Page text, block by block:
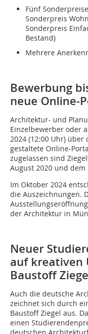
Fünf
Sonderpreis
Sonderpreis
Bestand)
Mehrere
Bewerbung
neue Online-
Architektur- und
Einzelbewerber oder
2024 (12:00 Uhr)
gestaltete Online-
zugelassen sind
August 2020 und
Im Oktober 2024
die Auszeichnungen.
der Architektur in
Neuer
auf kreativen
Baustoff
Auch die deutsche
zeichnet sich durch
Baustoff Ziegel aus.
einen